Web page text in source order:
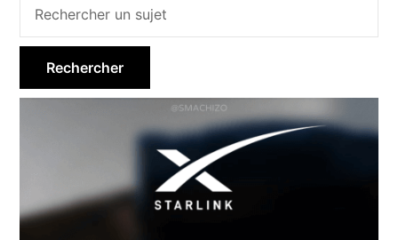
latérale
principale